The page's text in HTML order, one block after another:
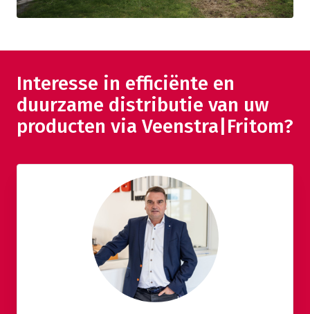
Interesse in efficiënte en
duurzame distributie van uw
producten via Veenstra|Fritom?